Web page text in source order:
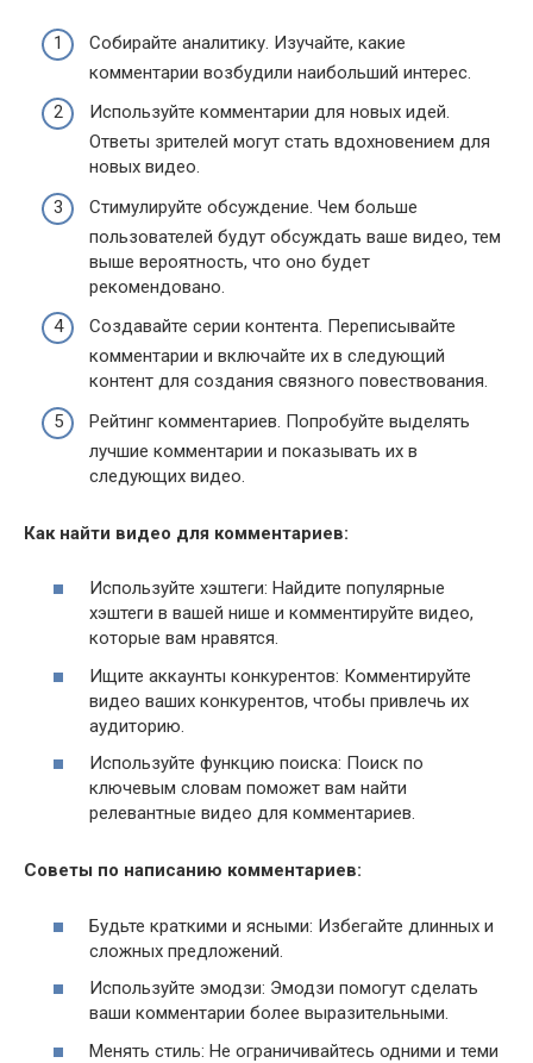
Собирайте аналитику. Изучайте, какие
комментарии возбудили наибольший интерес.
Используйте комментарии для новых идей.
Ответы зрителей могут стать вдохновением для
новых видео.
Стимулируйте обсуждение. Чем больше
пользователей будут обсуждать ваше видео, тем
выше вероятность, что оно будет
рекомендовано.
Создавайте серии контента. Переписывайте
комментарии и включайте их в следующий
контент для создания связного повествования.
Рейтинг комментариев. Попробуйте выделять
лучшие комментарии и показывать их в
следующих видео.
Как найти видео для комментариев:
Используйте хэштеги: Найдите популярные
хэштеги в вашей нише и комментируйте видео,
которые вам нравятся.
Ищите аккаунты конкурентов: Комментируйте
видео ваших конкурентов, чтобы привлечь их
аудиторию.
Используйте функцию поиска: Поиск по
ключевым словам поможет вам найти
релевантные видео для комментариев.
Советы по написанию комментариев:
Будьте краткими и ясными: Избегайте длинных и
сложных предложений.
Используйте эмодзи: Эмодзи помогут сделать
ваши комментарии более выразительными.
Менять стиль: Не ограничивайтесь одними и теми